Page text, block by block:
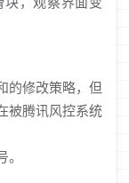
的修改策略，但
被腾讯风控系统